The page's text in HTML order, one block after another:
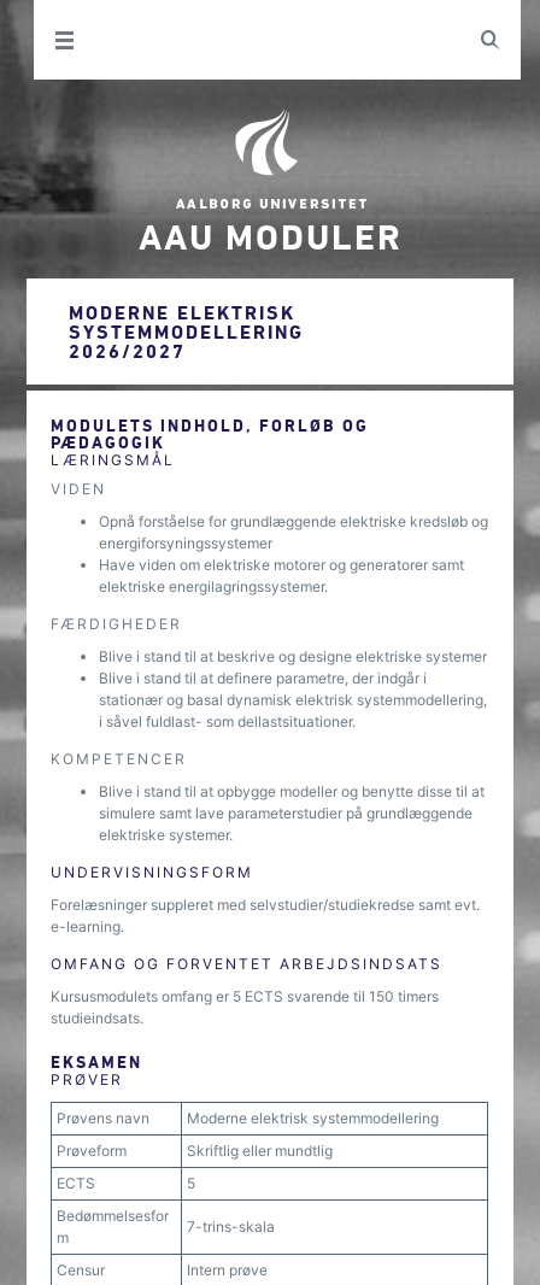
AAU MODULER
MODERNE ELEKTRISK
SYSTEMMODELLERING
2026/2027
MODULETS INDHOLD, FORLØB OG
PÆDAGOGIK
LÆRINGSMÅL
VIDEN
Opnå forståelse for grundlæggende elektriske kredsløb og
energiforsyningssystemer
Have viden om elektriske motorer og generatorer samt
elektriske energilagringssystemer.
FÆRDIGHEDER
Blive i stand til at beskrive og designe elektriske systemer
Blive i stand til at definere parametre, der indgår i
stationær og basal dynamisk elektrisk systemmodellering,
i såvel fuldlast- som dellastsituationer.
KOMPETENCER
Blive i stand til at opbygge modeller og benytte disse til at
simulere samt lave parameterstudier på grundlæggende
elektriske systemer.
UNDERVISNINGSFORM
Forelæsninger suppleret med selvstudier/studiekredse samt evt.
e-learning.
OMFANG OG FORVENTET ARBEJDSINDSATS
Kursusmodulets omfang er 5 ECTS svarende til 150 timers
studieindsats.
EKSAMEN
PRØVER
Prøvens navn
Moderne elektrisk systemmodellering
Prøveform
Skriftlig eller mundtlig
ECTS
5
Bedømmelsesfor
m
7-trins-skala
Censur
Intern prøve